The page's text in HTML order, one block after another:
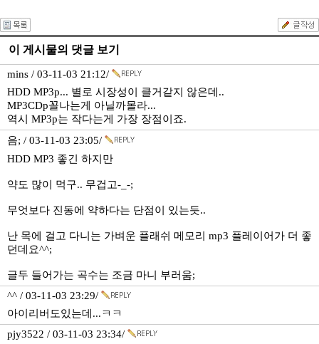
이 게시물의 댓글 보기
mins / 03-11-03 21:12/
HDD MP3p... 별로 시장성이 클거같지 않은데..
MP3CDp꼴나는게 아닐까몰라...
역시 MP3p는 작다는게 가장 장점이죠.
음; / 03-11-03 23:05/
HDD MP3 좋긴 하지만
약도 많이 먹구.. 무겁고-_-;
무엇보다 진동에 약하다는 단점이 있는듯..
난 목에 걸고 다니는 가벼운 플래쉬 메모리 mp3 플레이어가 더 좋
던데요^^;
글두 들어가는 곡수는 조금 마니 부러움;
^^ / 03-11-03 23:29/
아이리버도있는데...ㅋㅋ
pjy3522 / 03-11-03 23:34/